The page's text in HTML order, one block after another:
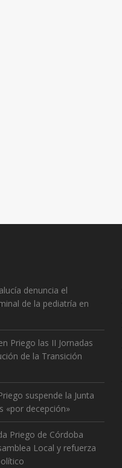
denuncia el
de la pediatría en
Priego las II Jornadas
de la Transición
suspende la Junta
«por decepción»
Priego de Córdoba
Local y refuerza